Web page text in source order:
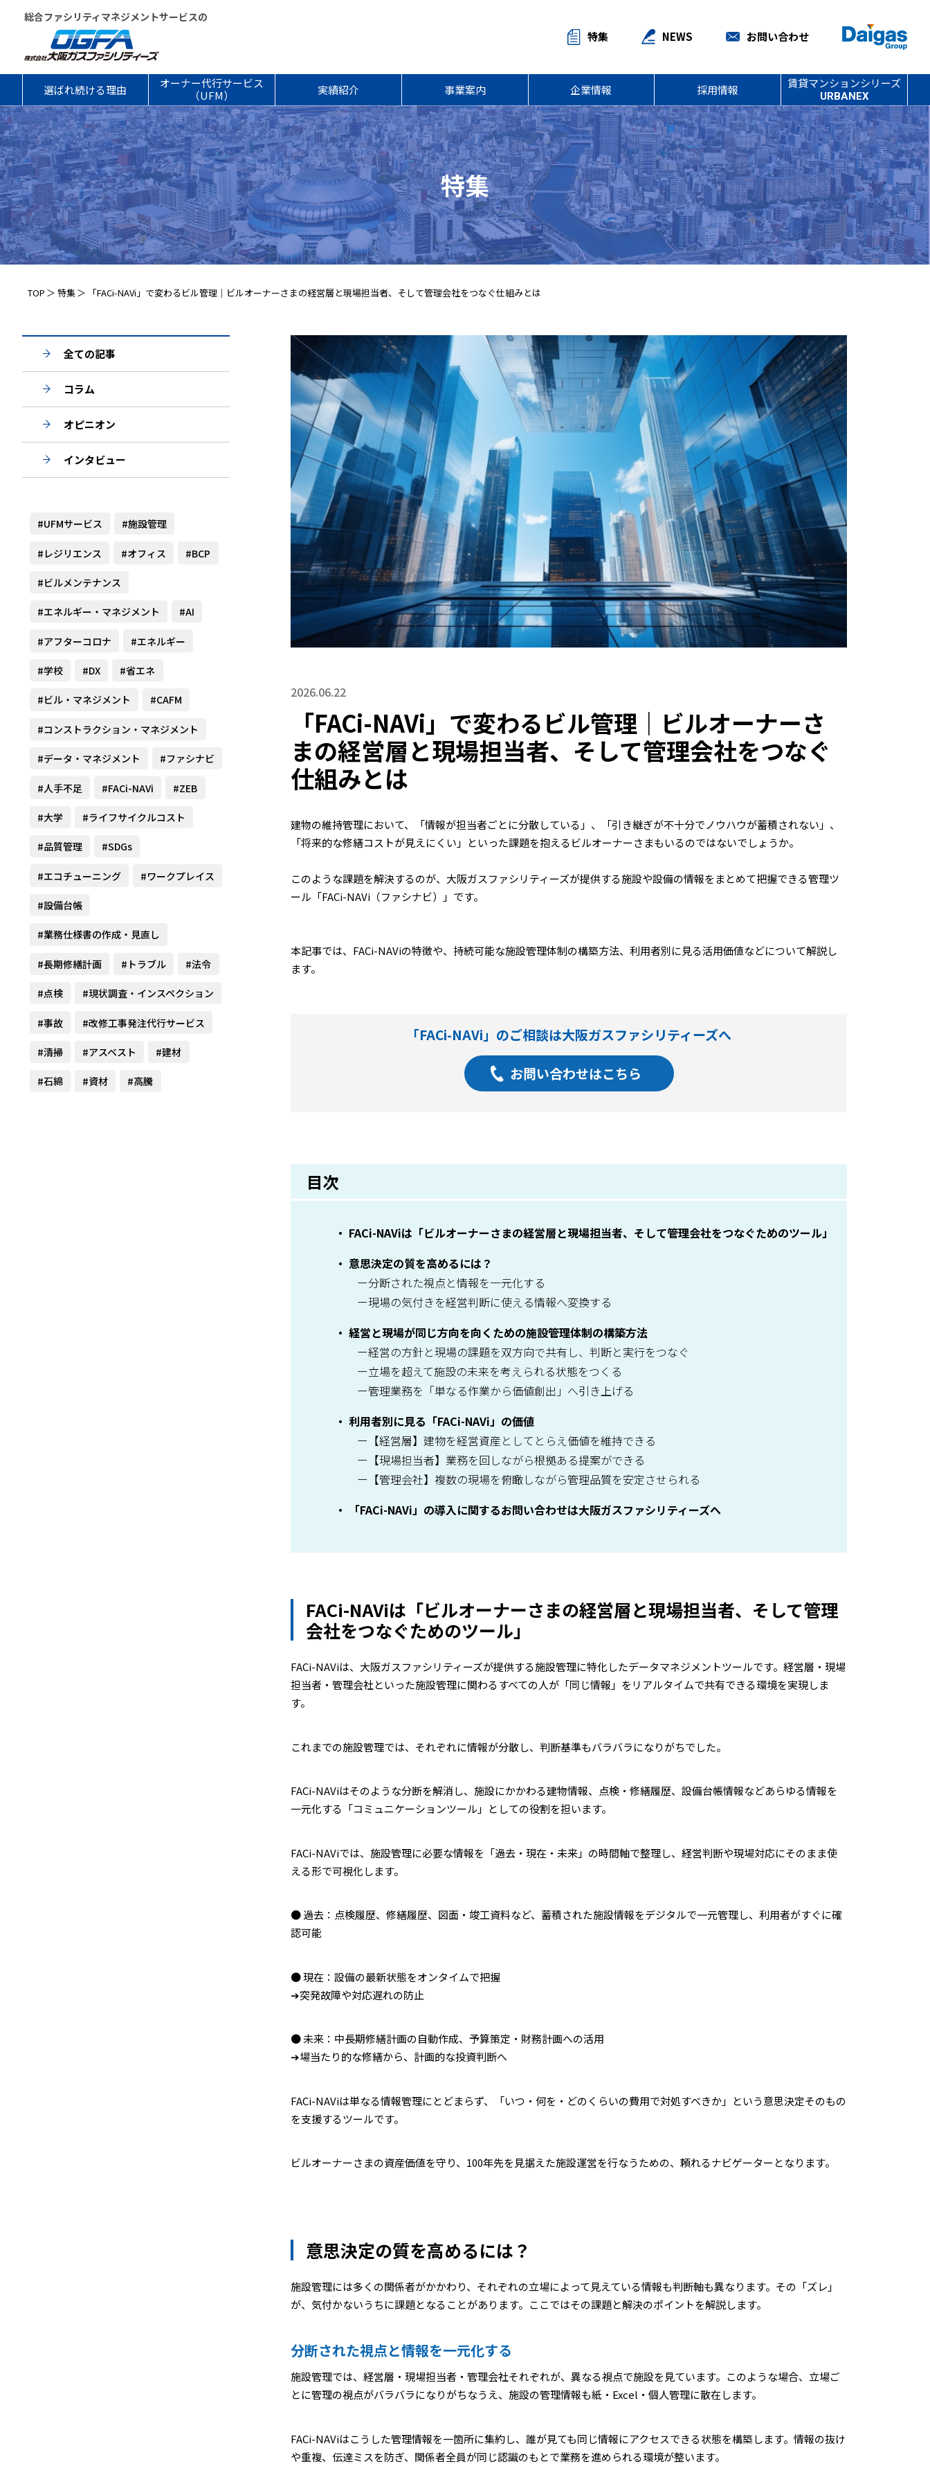
総合ファシリティマネジメントサービスの
特集 NEWS お問い合わせ
選ばれ続ける理由
オーナー代行サービス
（UFM）
実績紹介 事業案内 企業情報 採用情報 賃貸マンションシリーズ
URBANEX
特集
TOP 特集 「FACi-NAVi」で変わるビル管理｜ビルオーナーさまの経営層と現場担当者、そして管理会社をつなぐ仕組みとは
全ての記事
コラム
オピニオン
インタビュー
#UFMサービス #施設管理
#レジリエンス #オフィス #BCP
#ビルメンテナンス
#エネルギー・マネジメント #AI
#アフターコロナ #エネルギー
#学校 #DX #省エネ
#ビル・マネジメント #CAFM
#コンストラクション・マネジメント
#データ・マネジメント #ファシナビ
#人手不足 #FACi-NAVi #ZEB
#大学 #ライフサイクルコスト
#品質管理 #SDGs
#エコチューニング #ワークプレイス
#設備台帳
#業務仕様書の作成・見直し
#長期修繕計画 #トラブル #法令
#点検 #現状調査・インスペクション
#事故 #改修工事発注代行サービス
#清掃 #アスベスト #建材
#石綿 #資材 #高騰
2026.06.22
「FACi-NAVi」で変わるビル管理｜ビルオーナーさ
まの経営層と現場担当者、そして管理会社をつなぐ
仕組みとは
建物の維持管理において、「情報が担当者ごとに分散している」、「引き継ぎが不十分でノウハウが蓄積されない」、
「将来的な修繕コストが見えにくい」といった課題を抱えるビルオーナーさまもいるのではないでしょうか。
このような課題を解決するのが、大阪ガスファシリティーズが提供する施設や設備の情報をまとめて把握できる管理ツ
ール「FACi-NAVi（ファシナビ）」です。
本記事では、FACi-NAViの特徴や、持続可能な施設管理体制の構築方法、利用者別に見る活用価値などについて解説し
ます。
「FACi-NAVi」のご相談は大阪ガスファシリティーズへ
お問い合わせはこちら
目次
FACi-NAViは「ビルオーナーさまの経営層と現場担当者、そして管理会社をつなぐためのツール」
意思決定の質を高めるには？
分断された視点と情報を一元化する
現場の気付きを経営判断に使える情報へ変換する
経営と現場が同じ方向を向くための施設管理体制の構築方法
経営の方針と現場の課題を双方向で共有し、判断と実行をつなぐ
立場を超えて施設の未来を考えられる状態をつくる
管理業務を「単なる作業から価値創出」へ引き上げる
利用者別に見る「FACi-NAVi」の価値
【経営層】建物を経営資産としてとらえ価値を維持できる
【現場担当者】業務を回しながら根拠ある提案ができる
【管理会社】複数の現場を俯瞰しながら管理品質を安定させられる
「FACi-NAVi」の導入に関するお問い合わせは大阪ガスファシリティーズへ
FACi-NAViは「ビルオーナーさまの経営層と現場担当者、そして管理
会社をつなぐためのツール」
FACi-NAViは、大阪ガスファシリティーズが提供する施設管理に特化したデータマネジメントツールです。経営層・現場
担当者・管理会社といった施設管理に関わるすべての人が「同じ情報」をリアルタイムで共有できる環境を実現しま
す。
これまでの施設管理では、それぞれに情報が分散し、判断基準もバラバラになりがちでした。
FACi-NAViはそのような分断を解消し、施設にかかわる建物情報、点検・修繕履歴、設備台帳情報などあらゆる情報を
一元化する「コミュニケーションツール」としての役割を担います。
FACi-NAViでは、施設管理に必要な情報を「過去・現在・未来」の時間軸で整理し、経営判断や現場対応にそのまま使
える形で可視化します。
● 過去：点検履歴、修繕履歴、図面・竣工資料など、蓄積された施設情報をデジタルで一元管理し、利用者がすぐに確
認可能
● 現在：設備の最新状態をオンタイムで把握
➔突発故障や対応遅れの防止
● 未来：中長期修繕計画の自動作成、予算策定・財務計画への活用
➔場当たり的な修繕から、計画的な投資判断へ
FACi-NAViは単なる情報管理にとどまらず、「いつ・何を・どのくらいの費用で対処すべきか」という意思決定そのもの
を支援するツールです。
ビルオーナーさまの資産価値を守り、100年先を見据えた施設運営を行なうための、頼れるナビゲーターとなります。
意思決定の質を高めるには？
施設管理には多くの関係者がかかわり、それぞれの立場によって見えている情報も判断軸も異なります。その「ズレ」
が、気付かないうちに課題となることがあります。ここではその課題と解決のポイントを解説します。
分断された視点と情報を一元化する
施設管理では、経営層・現場担当者・管理会社それぞれが、異なる視点で施設を見ています。このような場合、立場ご
とに管理の視点がバラバラになりがちなうえ、施設の管理情報も紙・Excel・個人管理に散在します。
FACi-NAViはこうした管理情報を一箇所に集約し、誰が見ても同じ情報にアクセスできる状態を構築します。情報の抜け
や重複、伝達ミスを防ぎ、関係者全員が同じ認識のもとで業務を進められる環境が整います。